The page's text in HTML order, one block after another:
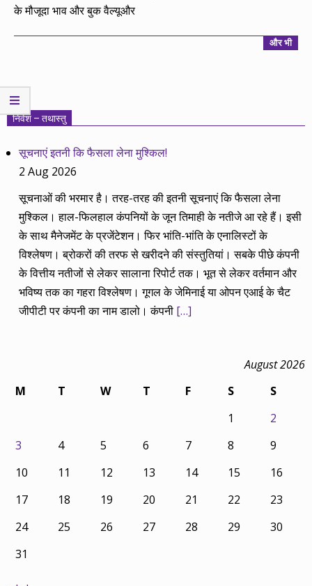
के मौजूदा भाव और बुक वैल्यूऔर
और भी
निवेश – तथास्तु
सूचनाएं इतनी कि फैसला लेना मुश्किल!
2 Aug 2026
सूचनाओं की भरमार है। तरह-तरह की इतनी सूचनाएं कि फैसला लेना
मुश्किल। हाल-फिलहाल कंपनियों के जून तिमाही के नतीजे आ रहे हैं। इसी
के साथ मैनेजमेंट के प्रजेंटेशन। फिर भांति-भांति के एनालिस्टों के
विश्लेषण। ब्रोकरों की तरफ से खरीदने की संस्तुतियां। सबके पीछे कंपनी
के वित्तीय नतीजों से लेकर सालाना रिपोर्ट तक। भूत से लेकर वर्तमान और
भविष्य तक का गहरा विश्लेषण। गूगल के जेमिनाई या ओपन एआई के चैट
जीपीटी पर कंपनी का नाम डालो। कंपनी […]
August 2026
M
T W T F S
S
1
2
3
4 5 6 7 8
9
10
11 12 13 14 15
16
17
18 19 20 21 22
23
24
25 26 27 28 29
30
31